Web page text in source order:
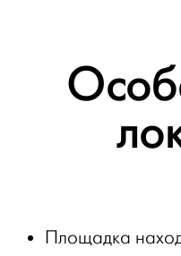
Площадка